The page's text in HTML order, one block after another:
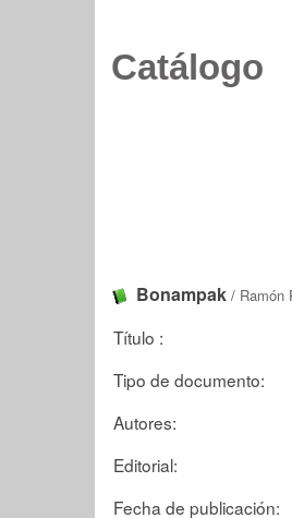
Catálogo
Bonampak / Ramón
Título :
Tipo de documento:
Autores:
Editorial:
Fecha de publicación: